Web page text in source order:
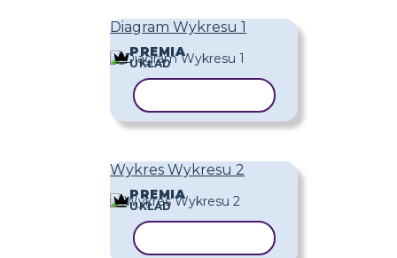
Diagram Wykresu 1
PREMIA
UKŁAD
Wykres Wykresu 2
PREMIA
UKŁAD